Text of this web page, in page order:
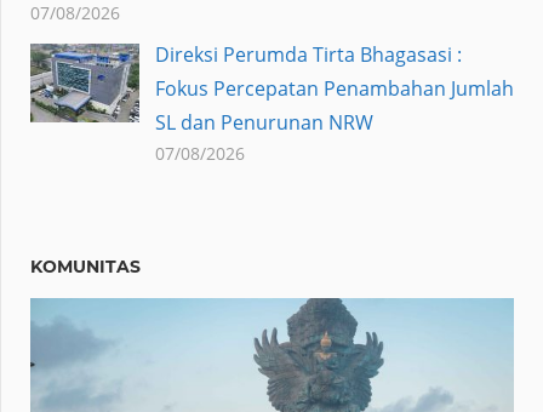
07/08/2026
Direksi Perumda Tirta Bhagasasi :
Fokus Percepatan Penambahan Jumlah
SL dan Penurunan NRW
07/08/2026
KOMUNITAS